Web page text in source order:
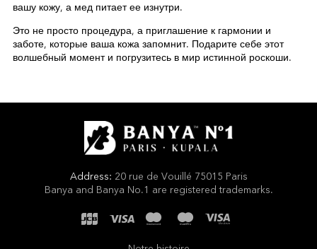
вашу кожу, а мед питает ее изнутри.
Это не просто процедура, а приглашение к гармонии и
заботе, которые ваша кожа запомнит. Подарите себе этот
волшебный момент и погрузитесь в мир истинной роскоши.
Address: 20 rue de Vouillé 75015 Paris
Banya and Banya No.1 are registered trademarks.